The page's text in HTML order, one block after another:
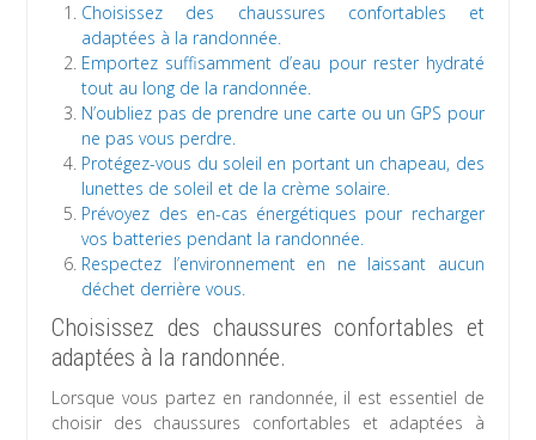
Choisissez des chaussures confortables et
adaptées à la randonnée.
Emportez suffisamment d’eau pour rester hydraté
tout au long de la randonnée.
N’oubliez pas de prendre une carte ou un GPS pour
ne pas vous perdre.
Protégez-vous du soleil en portant un chapeau, des
lunettes de soleil et de la crème solaire.
Prévoyez des en-cas énergétiques pour recharger
vos batteries pendant la randonnée.
Respectez l’environnement en ne laissant aucun
déchet derrière vous.
Choisissez des chaussures confortables et
adaptées à la randonnée.
Lorsque vous partez en randonnée, il est essentiel de
choisir des chaussures confortables et adaptées à